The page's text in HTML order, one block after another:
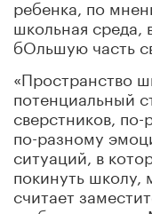
ребенка, по
школьная среда,
бОльшую часть
«Пространство
потенциальный
сверстников,
по-разному
ситуаций, в
покинуть школу,
считает